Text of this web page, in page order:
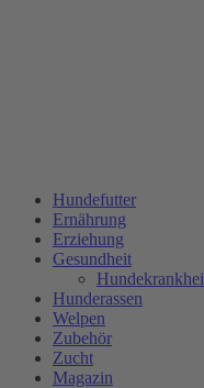
Hundefutter
Ernährung
Erziehung
Gesundheit
Hunderassen
Welpen
Zubehör
Zucht
Magazin